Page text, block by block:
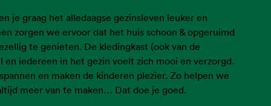
je graag het alledaagse gezinsleven leuker en
zorgen we ervoor dat het huis schoon & opgeruimd
te genieten. De kledingkast (ook van de
en iedereen in het gezin voelt zich mooi en verzorgd.
en maken de kinderen plezier. Zo helpen we
meer van te maken… Dat doe je goed.